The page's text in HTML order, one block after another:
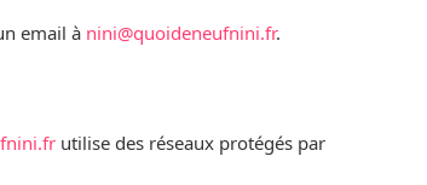
email à nini@quoideneufnini.fr.
utilise des réseaux protégés par